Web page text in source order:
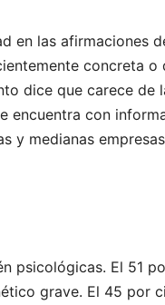
en las afirmaciones
concreta
dice que carece de
encuentra con
y medianas
psicológicas. El 51
grave. El 45 por